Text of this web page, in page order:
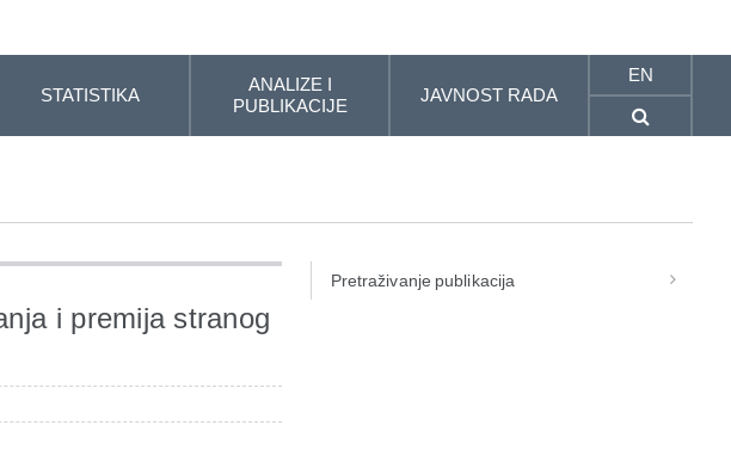
STATISTIKA
ANALIZE I
PUBLIKACIJE
JAVNOST RADA
EN
i premija stranog
Pretraživanje publikacija